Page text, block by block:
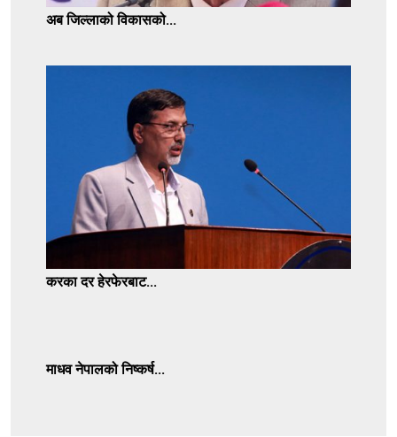
अब जिल्लाको विकासको...
करका दर हेरफेरबाट...
माधव नेपालको निष्कर्ष...